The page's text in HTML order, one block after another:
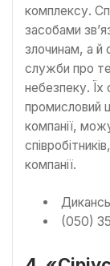
комплексу.
засобами
злочинам, а й
служби про
небезпеку. Їх
промисловий
компанії,
компанії.
(050)